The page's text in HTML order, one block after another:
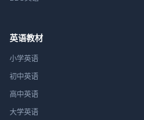
英语教材
小学英语
初中英语
高中英语
大学英语